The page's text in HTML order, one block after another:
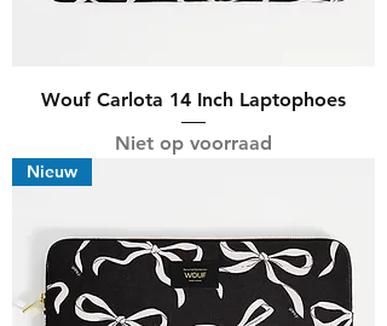
Wouf Carlota 14 Inch Laptophoes
Niet op voorraad
Nieuw